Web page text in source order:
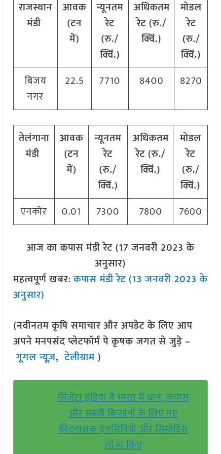
राजस्थान
मंडी
आवक
(टन
में)
न्यूनतम
रेट
(रु./
क्विं.)
अधिकतम
रेट (रु./
क्विं.)
मोडल
रेट
(रु./
क्विं.)
बिजय
नगर
22.5 7710 8400 8270
तेलंगाना
मंडी
आवक
(टन
में)
न्यूनतम
रेट
(रु./
क्विं.)
अधिकतम
रेट (रु./
क्विं.)
मोडल
रेट
(रु./
क्विं.)
एनकोर
0.01 7300 7800 7600
आज का कपास मंडी रेट (17 जनवरी 2023 के
अनुसार)
महत्वपूर्ण खबर:कपास मंडी रेट (13 जनवरी 2023 के
अनुसार)
(नवीनतम कृषि समाचार और अपडेट के लिए आप
अपने मनपसंद प्लेटफॉर्म पे कृषक जगत से जुड़े –
गूगल न्यूज़,टेलीग्राम )
सिंजेंटा इंडिया ने भारत में धान, कपास
और सब्जी किसानों के लिए नए
कीटनाशक इनसिपियो और सिमोडिस
लॉन्च किए